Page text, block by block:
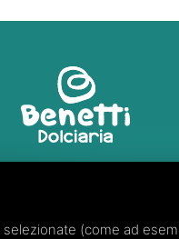
347 66 28 871
(come ad